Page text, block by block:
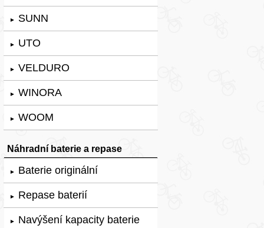
► SUNN
► UTO
► VELDURO
► WINORA
► WOOM
Náhradní baterie a repase
► Baterie originální
► Repase baterií
► Navýšení kapacity baterie